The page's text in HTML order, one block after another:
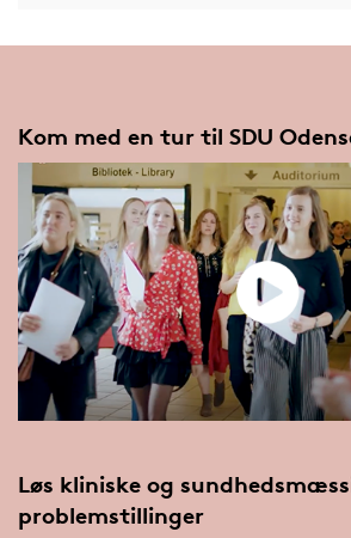
Kom med en tur til SDU
Løs kliniske og
problemstillinger